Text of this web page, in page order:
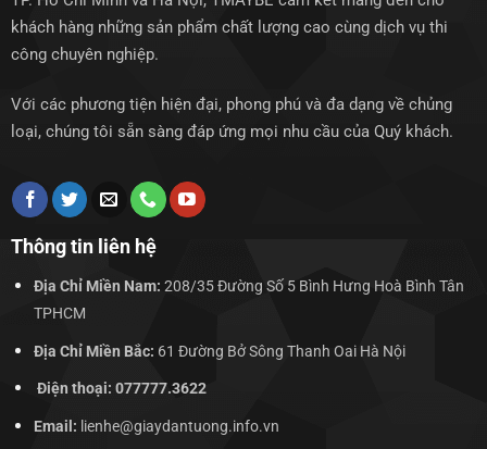
khách hàng những sản phẩm chất lượng cao cùng dịch vụ thi
công chuyên nghiệp.
Với các phương tiện hiện đại, phong phú và đa dạng về chủng
loại, chúng tôi sẵn sàng đáp ứng mọi nhu cầu của Quý khách.
Thông tin liên hệ
Địa Chỉ Miền Nam: 208/35 Đường Số 5 Bình Hưng Hoà Bình Tân
TPHCM
Địa Chỉ Miền Bắc: 61 Đường Bở Sông Thanh Oai Hà Nội
Điện thoại: 077777.3622
Email: lienhe@giaydantuong.info.vn